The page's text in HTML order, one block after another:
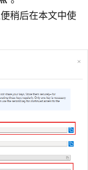
稍后在本文中使